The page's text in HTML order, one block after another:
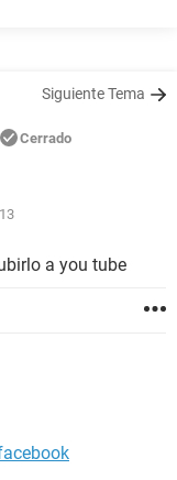
Siguiente Tema
Cerrado
a you tube